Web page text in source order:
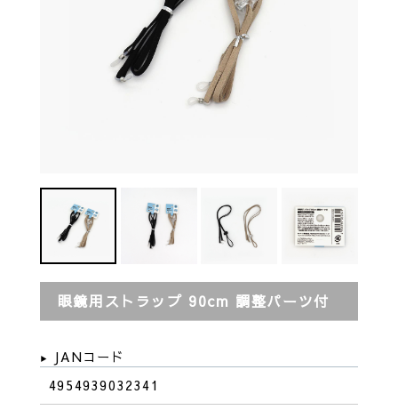
眼鏡用ストラップ 90cm 調整パーツ付
JANコード
4954939032341